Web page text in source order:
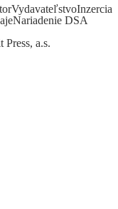
VydavateľstvoInzercia
Nariadenie DSA
Press, a.s.